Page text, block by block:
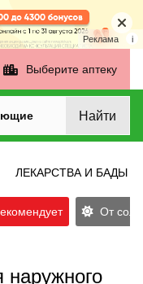
Реклама i
Выберите аптеку
Найти
ЛЕКАРСТВА И БАДЫ
От
наружного